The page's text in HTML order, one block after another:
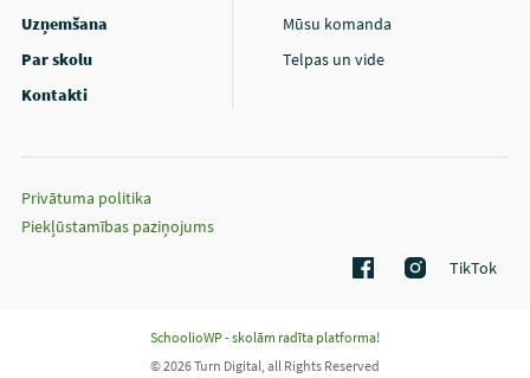
Uzņemšana
Par skolu
Kontakti
Mūsu komanda
Telpas un vide
Privātuma politika
Piekļūstamības paziņojums
TikTok
SchoolioWP - skolām radīta platforma!
© 2026 Turn Digital, all Rights Reserved